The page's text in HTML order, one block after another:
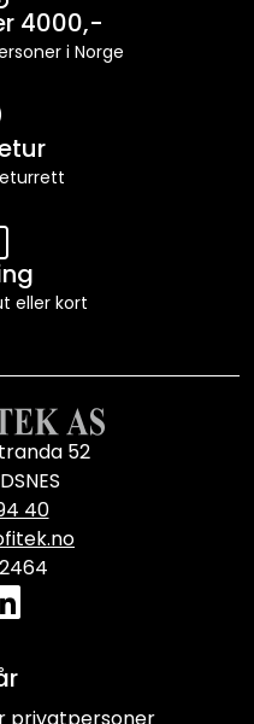
4000,-
i Norge
eller kort
52
40